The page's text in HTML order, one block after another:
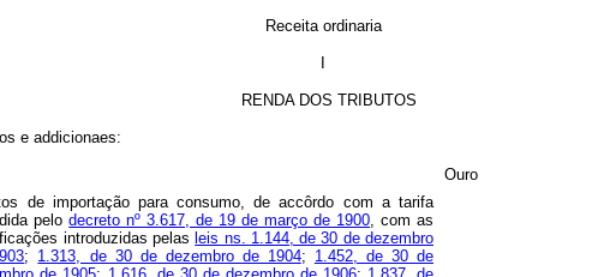
Receita ordinaria
RENDA DOS TRIBUTOS
e addicionaes:
Ouro
de importação para consumo, de accôrdo com a tarifa
pelodecreto nº 3.617, de 19 de março de 1900, com as
introduzidas pelas leis ns. 1.144, de 30 de dezembro
; 1.313, de 30 de dezembro de 1904; 1.452, de 30 de